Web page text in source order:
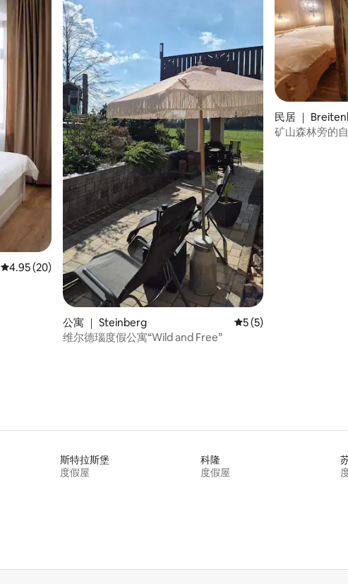
平均评分 4.95 分（满分 5 分），共 20 条评价
4.95 (20)
公寓 ｜ Steinberg 平均评分 5 分（满分 5
5 (5)
维尔德瑙度假公寓“Wild and Free”
民居 ｜
rge
矿山森林旁的
斯特拉斯堡
度假屋
科隆
度假屋